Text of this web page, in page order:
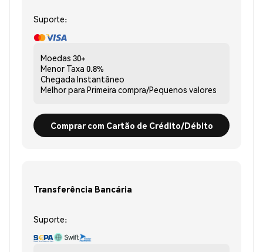
Suporte:
Moedas 30+
Menor Taxa 0.8%
Chegada Instantâneo
Melhor para Primeira compra/Pequenos valores
Comprar com Cartão de Crédito/Débito
Transferência Bancária
Suporte: